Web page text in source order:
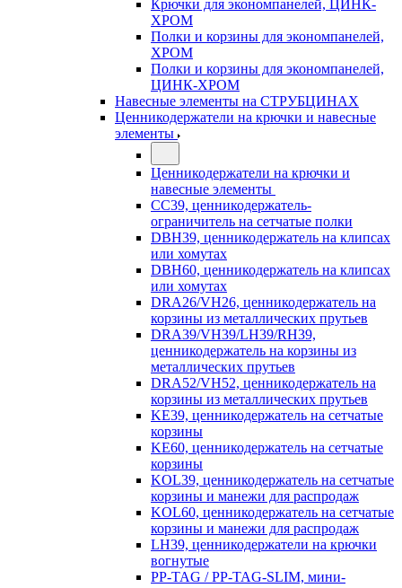
Крючки для экономпанелей, ЦИНК-
ХРОМ
Полки и корзины для экономпанелей,
ХРОМ
Полки и корзины для экономпанелей,
ЦИНК-ХРОМ
Навесные элементы на СТРУБЦИНАХ
Ценникодержатели на крючки и навесные
элементы
Ценникодержатели на крючки и
навесные элементы
CC39, ценникодержатель-
ограничитель на сетчатые полки
DBH39, ценникодержатель на клипсах
или хомутах
DBH60, ценникодержатель на клипсах
или хомутах
DRA26/VH26, ценникодержатель на
корзины из металлических прутьев
DRA39/VH39/LH39/RH39,
ценникодержатель на корзины из
металлических прутьев
DRA52/VH52, ценникодержатель на
корзины из металлических прутьев
KE39, ценникодержатель на сетчатые
корзины
KE60, ценникодержатель на сетчатые
корзины
KOL39, ценникодержатель на сетчатые
корзины и манежи для распродаж
KOL60, ценникодержатель на сетчатые
корзины и манежи для распродаж
LH39, ценникодержатели на крючки
вогнутые
PP-TAG / PP-TAG-SLIM, мини-